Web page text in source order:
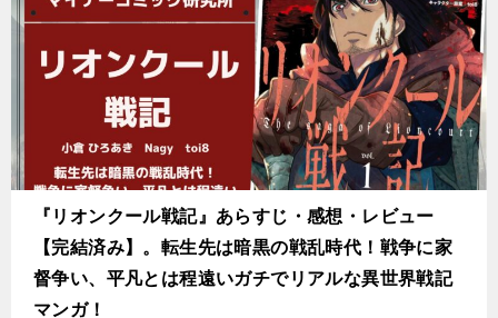
『リオンクール戦記』あらすじ・感想・レビュー
【完結済み】。転生先は暗黒の戦乱時代！戦争に家
督争い、平凡とは程遠いガチでリアルな異世界戦記
マンガ！